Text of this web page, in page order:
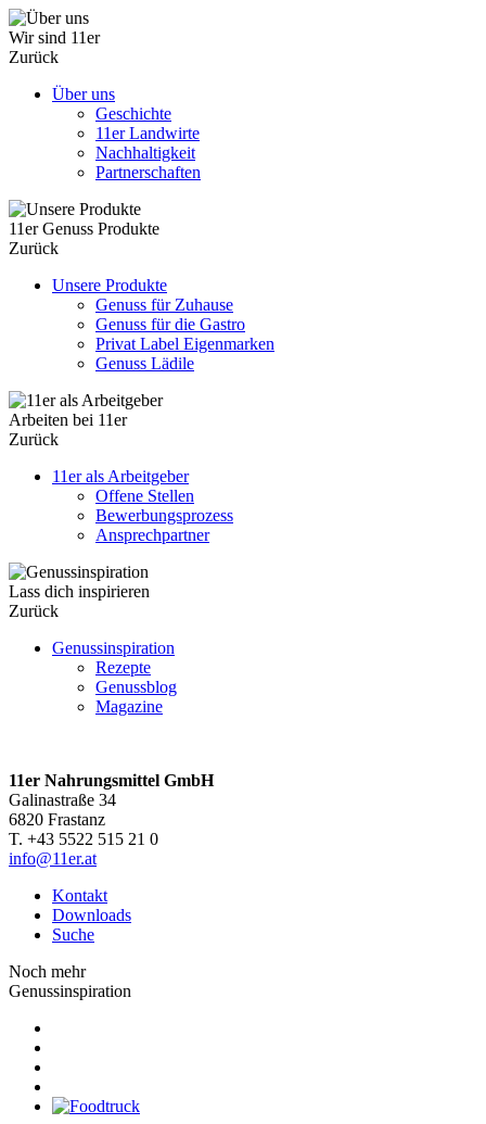
Wir sind 11er
Zurück
Über uns
Geschichte
11er Landwirte
Nachhaltigkeit
Partnerschaften
11er Genuss Produkte
Zurück
Unsere Produkte
Genuss für Zuhause
Genuss für die Gastro
Privat Label Eigenmarken
Genuss Lädile
Arbeiten bei 11er
Zurück
11er als Arbeitgeber
Offene Stellen
Bewerbungsprozess
Ansprechpartner
Lass dich inspirieren
Zurück
Genussinspiration
Rezepte
Genussblog
Magazine
11er Nahrungsmittel GmbH
Galinastraße 34
6820 Frastanz
T. +43 5522 515 21 0
info@11er.at
Kontakt
Downloads
Suche
Noch mehr
Genussinspiration